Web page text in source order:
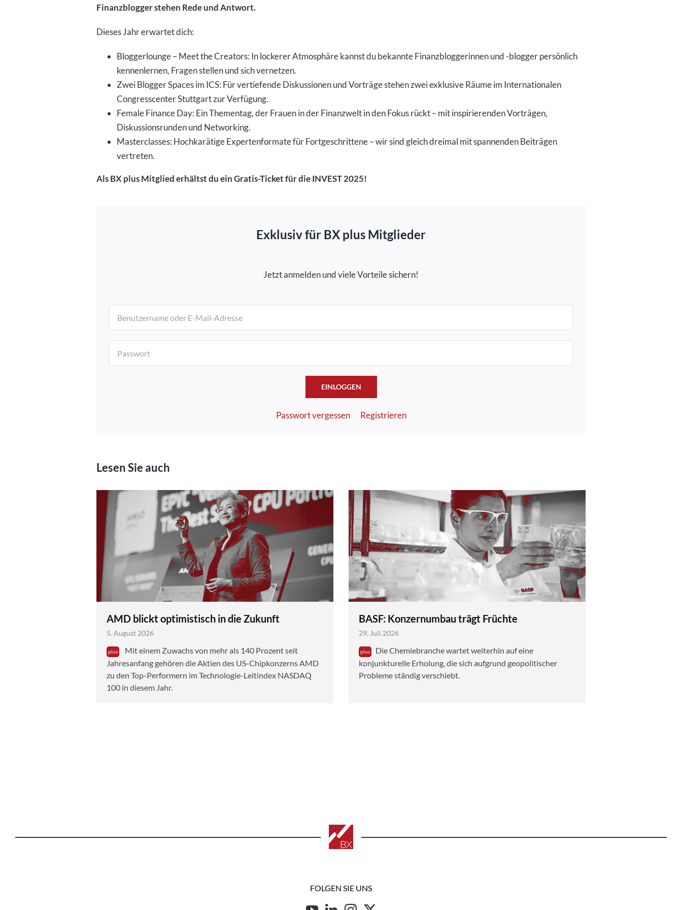
Finanzblogger stehen Rede und Antwort.
Dieses Jahr erwartet dich:
Bloggerlounge – Meet the Creators: In lockerer Atmosphäre kannst du bekannte Finanzbloggerinnen und -blogger persönlich
kennenlernen, Fragen stellen und sich vernetzen.
Zwei Blogger Spaces im ICS: Für vertiefende Diskussionen und Vorträge stehen zwei exklusive Räume im Internationalen
Congresscenter Stuttgart zur Verfügung.
Female Finance Day: Ein Thementag, der Frauen in der Finanzwelt in den Fokus rückt – mit inspirierenden Vorträgen,
Diskussionsrunden und Networking.
Masterclasses: Hochkarätige Expertenformate für Fortgeschrittene – wir sind gleich dreimal mit spannenden Beiträgen
vertreten.
Als BX plus Mitglied erhältst du ein Gratis-Ticket für die INVEST 2025!
Exklusiv für BX plus Mitglieder
Jetzt anmelden und viele Vorteile sichern!
EINLOGGEN
Passwort vergessen Registrieren
Lesen Sie auch
AMD blickt optimistisch in die Zukunft
5. August 2026
Mit einem Zuwachs von mehr als 140 Prozent seit
Jahresanfang gehören die Aktien des US-Chipkonzerns AMD
zu den Top-Performern im Technologie-Leitindex NASDAQ
100 in diesem Jahr.
BASF: Konzernumbau trägt Früchte
29. Juli 2026
Die Chemiebranche wartet weiterhin auf eine
konjunkturelle Erholung, die sich aufgrund geopolitischer
Probleme ständig verschiebt.
FOLGEN SIE UNS